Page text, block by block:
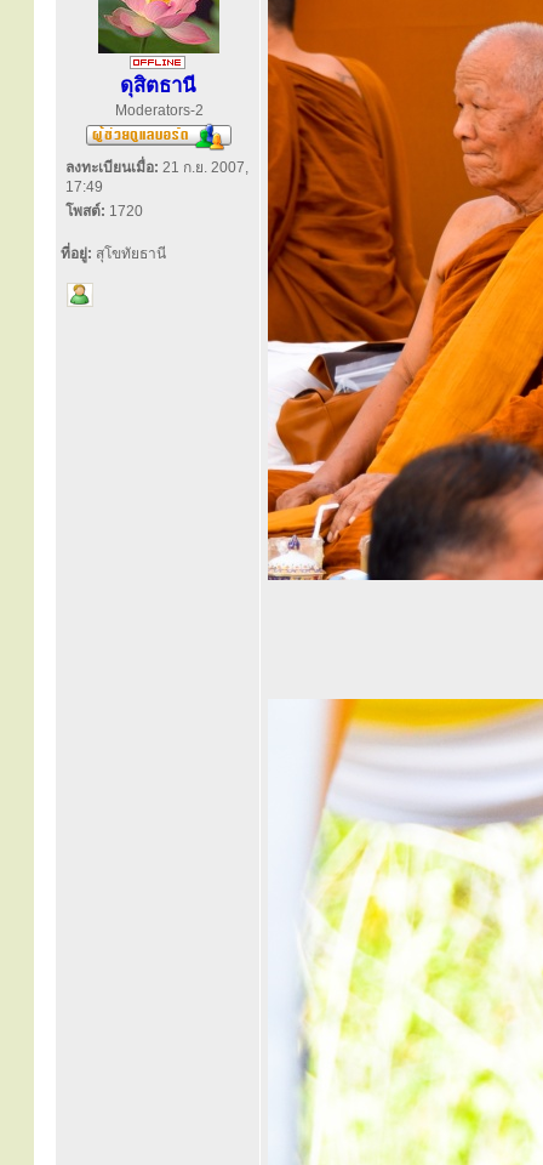
ดุสิตธานี
Moderators-2
ลงทะเบียนเมื่อ: 21 ก.ย. 2007,
17:49
โพสต์: 1720
ที่อยู่: สุโขทัยธานี